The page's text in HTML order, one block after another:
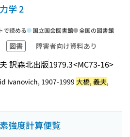
学 2
図書 障害者向け資料あり
訳森北出版1979.3<MC73-16>
で読める 国立国会図書館 全国の図書館
Ivanovich, 1907-1999 大橋, 義夫,
強度計算便覧